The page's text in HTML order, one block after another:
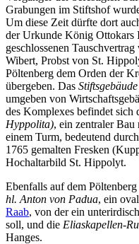
Grabungen im Stiftshof
Um diese Zeit dürfte dort
der Urkunde König Ottokars
geschlossenen
Wibert, Probst von St.
Pöltenberg dem Orden der
übergeben. Das Stiftsgebäude
umgeben von
des Komplexes befindet sich
Hyppolita), ein zentraler
einem Turm, bedeutend
1765 gemalten Fresken
Hochaltarbild St. Hippolyt.
Ebenfalls auf dem
hl. Anton von Padua, ein
Raab, von der ein
soll, und die Eliaskapellen-
Hanges.